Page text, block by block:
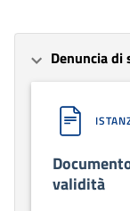
Denuncia
validità